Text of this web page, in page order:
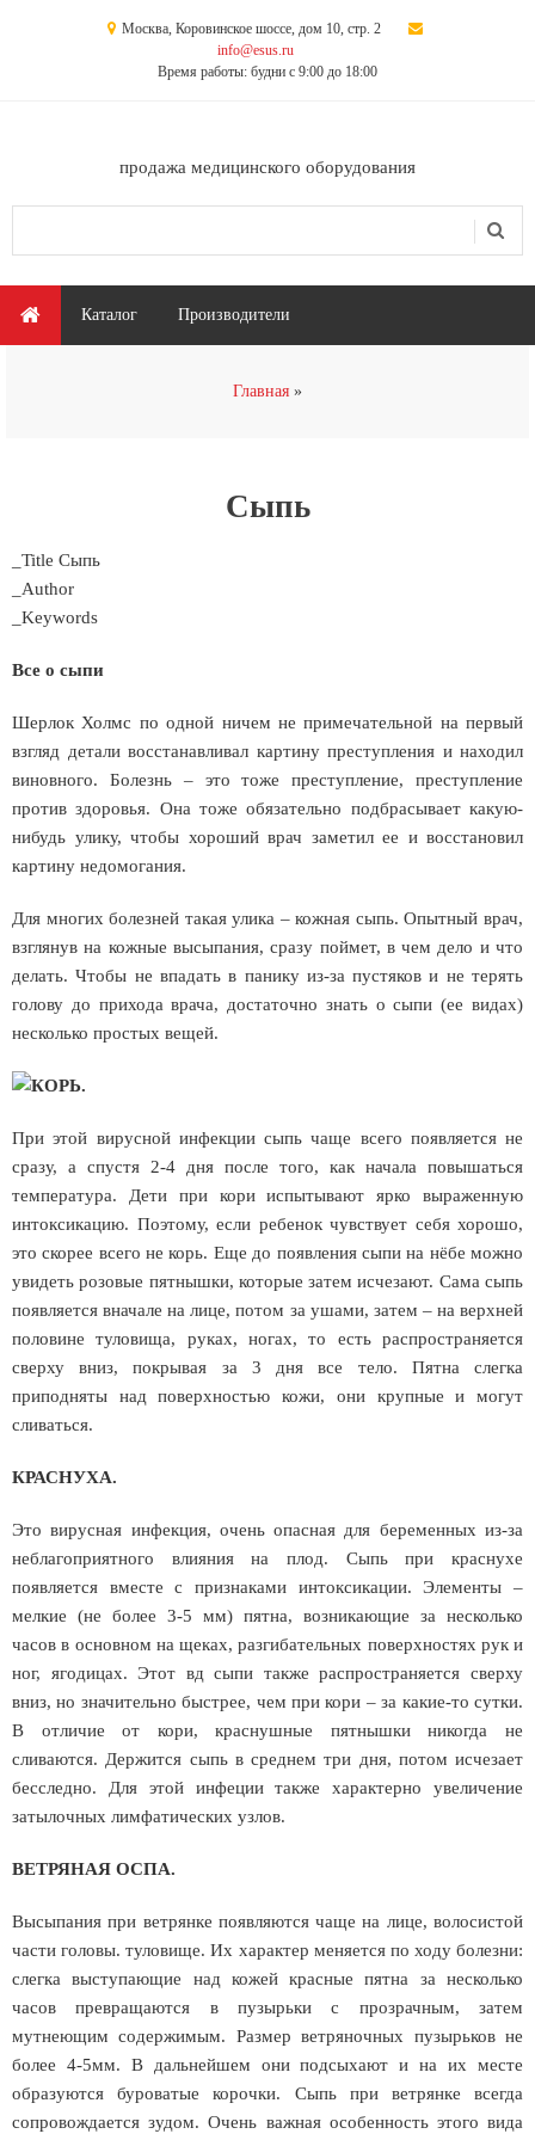
Москва, Коровинское шоссе, дом 10, стр. 2
info@esus.ru
Время работы: будни с 9:00 до 18:00
продажа медицинского оборудования
Главное меню
Каталог Производители
Главная
Сыпь
_Title Сыпь
_Author
_Keywords
Все о сыпи
Шерлок Холмс по одной ничем не примечательной на первый
взгляд детали восстанавливал картину преступления и находил
виновного. Болезнь – это тоже преступление, преступление
против здоровья. Она тоже обязательно подбрасывает какую-
нибудь улику, чтобы хороший врач заметил ее и восстановил
картину недомогания.
Для многих болезней такая улика – кожная сыпь. Опытный врач,
взглянув на кожные высыпания, сразу поймет, в чем дело и что
делать. Чтобы не впадать в панику из-за пустяков и не терять
голову до прихода врача, достаточно знать о сыпи (ее видах)
несколько простых вещей.
КОРЬ.
При этой вирусной инфекции сыпь чаще всего появляется не
сразу, а спустя 2-4 дня после того, как начала повышаться
температура. Дети при кори испытывают ярко выраженную
интоксикацию. Поэтому, если ребенок чувствует себя хорошо,
это скорее всего не корь. Еще до появления сыпи на нёбе можно
увидеть розовые пятнышки, которые затем исчезают. Сама сыпь
появляется вначале на лице, потом за ушами, затем – на верхней
половине туловища, руках, ногах, то есть распространяется
сверху вниз, покрывая за 3 дня все тело. Пятна слегка
приподняты над поверхностью кожи, они крупные и могут
сливаться.
КРАСНУХА.
Это вирусная инфекция, очень опасная для беременных из-за
неблагоприятного влияния на плод. Сыпь при краснухе
появляется вместе с признаками интоксикации. Элементы –
мелкие (не более 3-5 мм) пятна, возникающие за несколько
часов в основном на щеках, разгибательных поверхностях рук и
ног, ягодицах. Этот вд сыпи также распространяется сверху
вниз, но значительно быстрее, чем при кори – за какие-то сутки.
В отличие от кори, краснушные пятнышки никогда не
сливаются. Держится сыпь в среднем три дня, потом исчезает
бесследно. Для этой инфеции также характерно увеличение
затылочных лимфатических узлов.
ВЕТРЯНАЯ ОСПА.
Высыпания при ветрянке появляются чаще на лице, волосистой
части головы. туловище. Их характер меняется по ходу болезни:
слегка выступающие над кожей красные пятна за несколько
часов превращаются в пузырьки с прозрачным, затем
мутнеющим содержимым. Размер ветряночных пузырьков не
более 4-5мм. В дальнейшем они подсыхают и на их месте
образуются буроватые корочки. Сыпь при ветрянке всегда
сопровождается зудом. Очень важная особенность этого вида